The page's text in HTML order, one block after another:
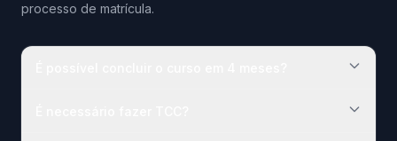
processo de matrícula.